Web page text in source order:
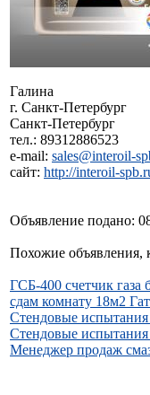
Галина
г. Санкт-Петербург
Санкт-Петербург
тел.: 89312886523
e-mail: sales@interoil-
сайт: http://interoil-
Объявление подано:
Похожие объявления,
ГСБ-400 счетчик газа
сдам комнату 18м2
Стендовые испытания
Стендовые испытания
Менеджер продаж